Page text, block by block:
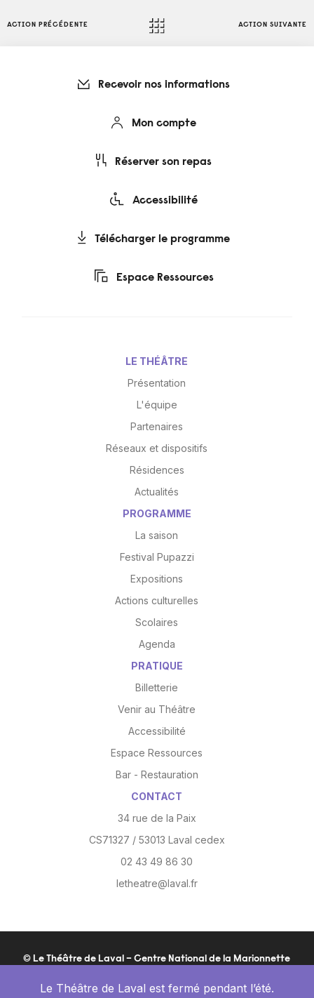
Le Théâtre de Laval est fermé pendant l’été.
ACTION PRÉCÉDENTE ACTION SUIVANTE
Recevoir nos informations
Mon compte
Réserver son repas
Accessibilité
Télécharger le programme
Espace Ressources
LE THÉÂTRE
Présentation
L'équipe
Partenaires
Réseaux et dispositifs
Résidences
Actualités
PROGRAMME
La saison
Festival Pupazzi
Expositions
Actions culturelles
Scolaires
Agenda
PRATIQUE
Billetterie
Venir au Théâtre
Accessibilité
Espace Ressources
Bar - Restauration
CONTACT
34 rue de la Paix
CS71327 / 53013 Laval cedex
02 43 49 86 30
letheatre@laval.fr
© Le Théâtre de Laval – Centre National de la Marionnette
La Confiserie